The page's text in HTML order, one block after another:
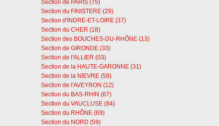
Section de PARIS (75)
Section du FINISTERE (29)
Section d'INDRE-ET-LOIRE (37)
Section du CHER (18)
Section des BOUCHES-DU-RHÔNE (13)
Section de GIRONDE (33)
Section de l'ALLIER (03)
Section de la HAUTE-GARONNE (31)
Section de la NIEVRE (58)
Section de l'AVEYRON (12)
Section du BAS-RHIN (67)
Section du VAUCLUSE (84)
Section du RHÔNE (69)
Section du NORD (59)